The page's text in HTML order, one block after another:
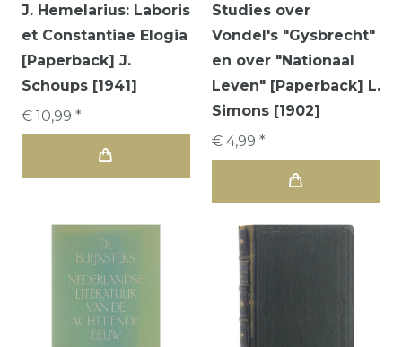
J. Hemelarius: Laboris
et Constantiae Elogia
[Paperback] J.
Schoups [1941]
€ 10,99 *
Studies over
Vondel's "Gysbrecht"
en over "Nationaal
Leven" [Paperback] L.
Simons [1902]
€ 4,99 *